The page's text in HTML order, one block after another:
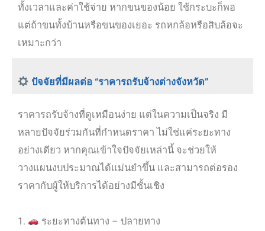
ทั้งเวลาและค่าใช้จ่าย หากขนของน้อย ใช้กระบะก็พอ
แต่ถ้าขนทั้งบ้านหรือขนของเยอะ รถหกล้อหรือสิบล้อจะ
เหมาะกว่า
ปัจจัยที่มีผลต่อ “ราคารถรับจ้างต่างจังหวัด”
ราคารถรับจ้างที่ดูเหมือนง่าย แต่ในความเป็นจริง มี
หลายปัจจัยร่วมกันที่กำหนดราคา ไม่ใช่แค่ระยะทาง
อย่างเดียว หากคุณเข้าใจปัจจัยเหล่านี้ จะช่วยให้
วางแผนงบประมาณได้แม่นยำขึ้น และสามารถต่อรอง
ราคากับผู้ให้บริการได้อย่างมีชั้นเชิง
1.
ระยะทางต้นทาง – ปลายทาง